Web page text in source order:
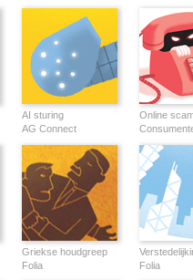
AI sturing
AG Connect
Online
Griekse houdgreep
Folia
Folia